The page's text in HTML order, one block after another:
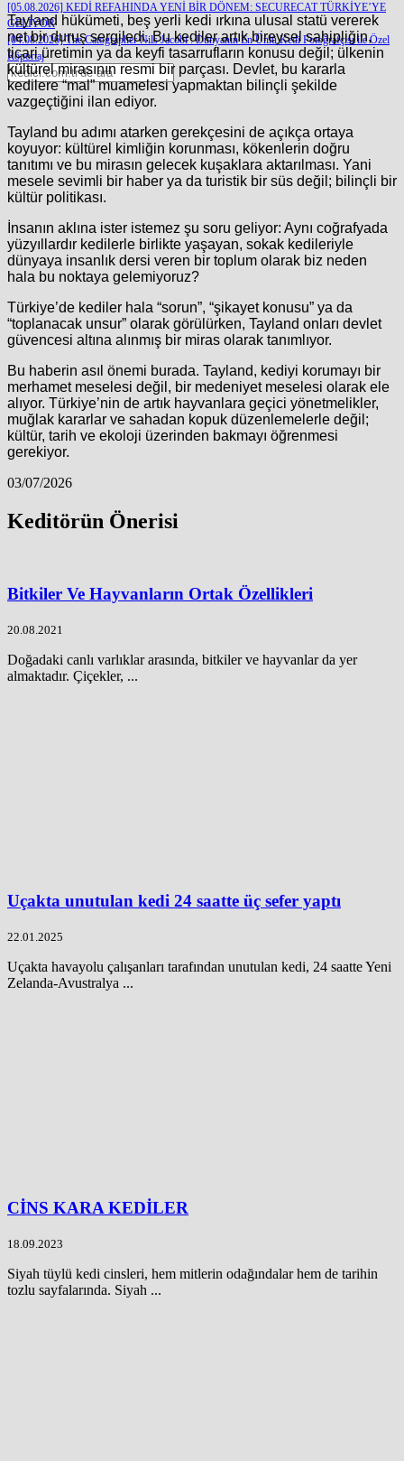
[05.08.2026] KEDİ REFAHINDA YENİ BİR DÖNEM: SECURECAT TÜRKİYE’YE
GELİYOR
[04.08.2026] The Catographer Nils Jacobi : Dünyanın En Ünlü Kedi Fotoğrafçısı ile Özel
Röportaj
Tayland hükümeti, beş yerli kedi ırkına ulusal statü vererek
net bir duruş sergiledi. Bu kediler artık bireysel sahipliğin,
ticari üretimin ya da keyfi tasarrufların konusu değil; ülkenin
kültürel mirasının resmi bir parçası. Devlet, bu kararla
kedilere “mal” muamelesi yapmaktan bilinçli şekilde
vazgeçtiğini ilan ediyor.
Tayland bu adımı atarken gerekçesini de açıkça ortaya
koyuyor: kültürel kimliğin korunması, kökenlerin doğru
tanıtımı ve bu mirasın gelecek kuşaklara aktarılması. Yani
mesele sevimli bir haber ya da turistik bir süs değil; bilinçli bir
kültür politikası.
İnsanın aklına ister istemez şu soru geliyor: Aynı coğrafyada
yüzyıllardır kedilerle birlikte yaşayan, sokak kedileriyle
dünyaya insanlık dersi veren bir toplum olarak biz neden
hala bu noktaya gelemiyoruz?
Türkiye’de kediler hala “sorun”, “şikayet konusu” ya da
“toplanacak unsur” olarak görülürken, Tayland onları devlet
güvencesi altına alınmış bir miras olarak tanımlıyor.
Bu haberin asıl önemi burada. Tayland, kediyi korumayı bir
merhamet meselesi değil, bir medeniyet meselesi olarak ele
alıyor. Türkiye’nin de artık hayvanlara geçici yönetmelikler,
muğlak kararlar ve sahadan kopuk düzenlemelerle değil;
kültür, tarih ve ekoloji üzerinden bakmayı öğrenmesi
gerekiyor.
03/07/2026
Keditörün Önerisi
Bitkiler Ve Hayvanların Ortak Özellikleri
20.08.2021
Doğadaki canlı varlıklar arasında, bitkiler ve hayvanlar da yer
almaktadır. Çiçekler, ...
Uçakta unutulan kedi 24 saatte üç sefer yaptı
22.01.2025
Uçakta havayolu çalışanları tarafından unutulan kedi, 24 saatte Yeni
Zelanda-Avustralya ...
CİNS KARA KEDİLER
18.09.2023
Siyah tüylü kedi cinsleri, hem mitlerin odağındalar hem de tarihin
tozlu sayfalarında. Siyah ...